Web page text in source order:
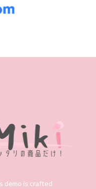
demo is crafted